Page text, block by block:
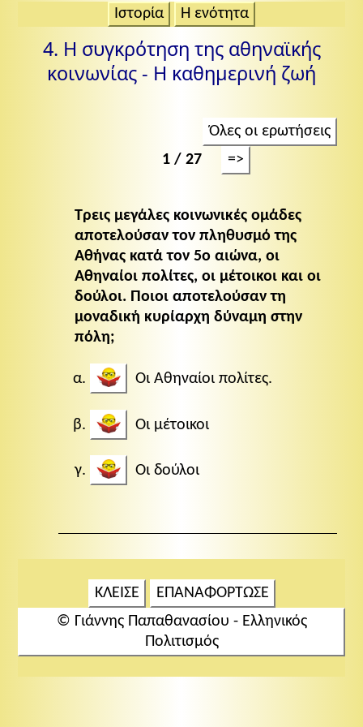
Ιστορία Η ενότητα
4. Η συγκρότηση της αθηναϊκής
κοινωνίας - Η καθημερινή ζωή
Όλες οι ερωτήσεις
1 / 27
=>
Τρεις μεγάλες κοινωνικές ομάδες
αποτελούσαν τον πληθυσμό της
Αθήνας κατά τον 5ο αιώνα, οι
Αθηναίοι πολίτες, οι μέτοικοι και οι
δούλοι. Ποιοι αποτελούσαν τη
μοναδική κυρίαρχη δύναμη στην
πόλη;
Οι Αθηναίοι πολίτες.
Οι μέτοικοι
Οι δούλοι
ΚΛΕΙΣΕ
ΕΠΑΝΑΦΟΡΤΩΣΕ
© Γιάννης Παπαθανασίου - Ελληνικός
Πολιτισμός